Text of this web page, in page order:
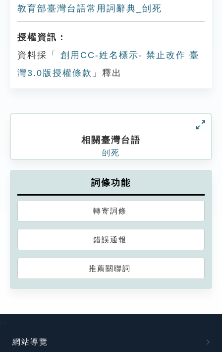
教育部臺灣台語常用詞辭典_刣死
授權資訊：
資料採「
創用CC-姓名標示- 禁止改作 臺
灣3.0版授權條款 」釋出
相關臺灣台語
刣死
詞條功能
轉寄詞條
錯誤通報
推薦關聯詞
:::
網站導覽